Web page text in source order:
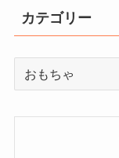
カテゴリー